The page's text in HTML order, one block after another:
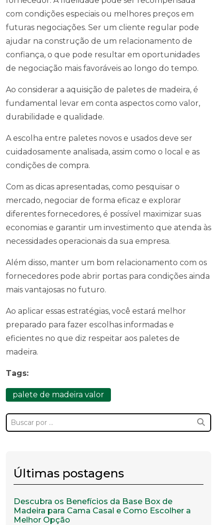
com condições especiais ou melhores preços em
futuras negociações. Ser um cliente regular pode
ajudar na construção de um relacionamento de
confiança, o que pode resultar em oportunidades
de negociação mais favoráveis ao longo do tempo.
Ao considerar a aquisição de paletes de madeira, é
fundamental levar em conta aspectos como valor,
durabilidade e qualidade.
A escolha entre paletes novos e usados deve ser
cuidadosamente analisada, assim como o local e as
condições de compra.
Com as dicas apresentadas, como pesquisar o
mercado, negociar de forma eficaz e explorar
diferentes fornecedores, é possível maximizar suas
economias e garantir um investimento que atenda às
necessidades operacionais da sua empresa.
Além disso, manter um bom relacionamento com os
fornecedores pode abrir portas para condições ainda
mais vantajosas no futuro.
Ao aplicar essas estratégias, você estará melhor
preparado para fazer escolhas informadas e
eficientes no que diz respeitar aos paletes de
madeira.
Tags:
palete de madeira valor
Últimas postagens
Descubra os Benefícios da Base Box de
Madeira para Cama Casal e Como Escolher a
Melhor Opção